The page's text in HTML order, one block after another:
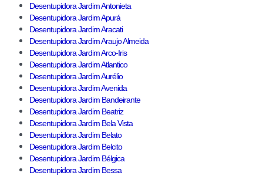
Desentupidora Jardim Antonieta
Desentupidora Jardim Apurá
Desentupidora Jardim Aracati
Desentupidora Jardim Araujo Almeida
Desentupidora Jardim Arco-Iris
Desentupidora Jardim Atlantico
Desentupidora Jardim Aurélio
Desentupidora Jardim Avenida
Desentupidora Jardim Bandeirante
Desentupidora Jardim Beatriz
Desentupidora Jardim Bela Vista
Desentupidora Jardim Belato
Desentupidora Jardim Belcito
Desentupidora Jardim Bélgica
Desentupidora Jardim Bessa